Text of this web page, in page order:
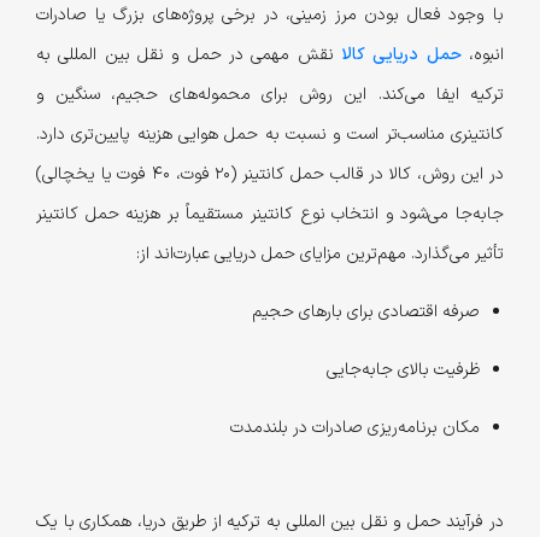
با وجود فعال بودن مرز زمینی، در برخی پروژه‌های بزرگ یا صادرات
انبوه،حمل دریایی کالا نقش مهمی در حمل و نقل بین المللی به
ترکیه ایفا می‌کند. این روش برای محموله‌های حجیم، سنگین و
کانتینری مناسب‌تر است و نسبت به حمل هوایی هزینه پایین‌تری دارد.
در این روش، کالا در قالب حمل کانتینر (۲۰ فوت، ۴۰ فوت یا یخچالی)
جابه‌جا می‌شود و انتخاب نوع کانتینر مستقیماً بر هزینه حمل کانتینر
تأثیر می‌گذارد. مهم‌ترین مزایای حمل دریایی عبارت‌اند از:
صرفه اقتصادی برای بارهای حجیم
ظرفیت بالای جابه‌جایی
مکان برنامه‌ریزی صادرات در بلندمدت
در فرآیند حمل و نقل بین المللی به ترکیه از طریق دریا، همکاری با یک